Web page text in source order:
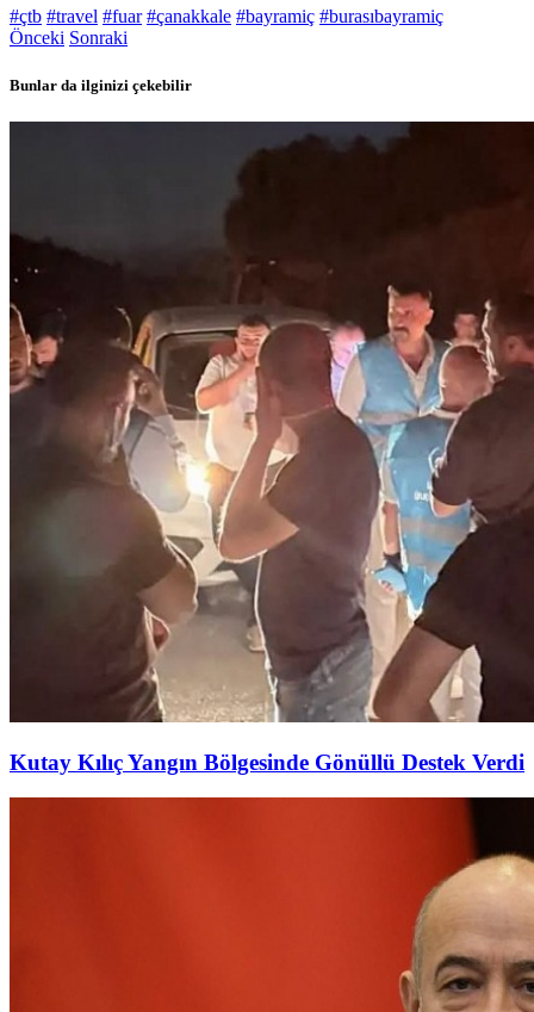
#çtb #travel #fuar #çanakkale #bayramiç #burasıbayramiç
Önceki Sonraki
Bunlar da ilginizi çekebilir
Kutay Kılıç Yangın Bölgesinde Gönüllü Destek Verdi